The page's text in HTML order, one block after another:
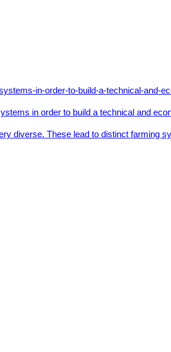
in order to build a technical and
diverse. These lead to distinct